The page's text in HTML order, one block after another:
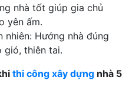
nhà tốt giúp gia chủ
yên ấm.
nhiên: Hướng nhà đúng
gió, thiên tai.
thi công xây dựng nhà 5